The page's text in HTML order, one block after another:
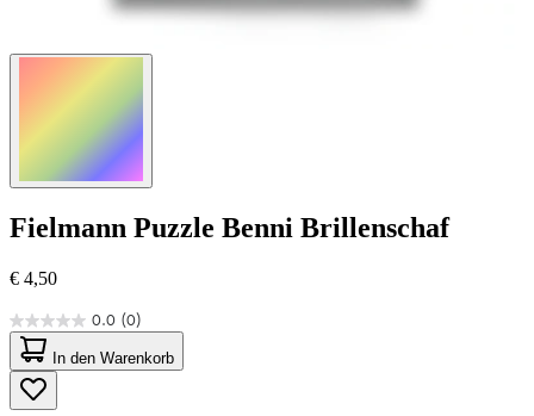
Fielmann Puzzle Benni Brillenschaf
€ 4,50
0.0 (0)
0.0
von
5
Sternen.
In den Warenkorb